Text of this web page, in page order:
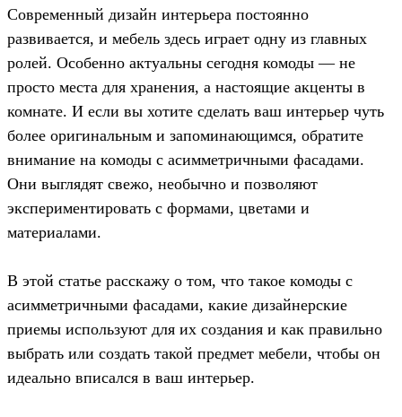
Современный дизайн интерьера постоянно
развивается, и мебель здесь играет одну из главных
ролей. Особенно актуальны сегодня комоды — не
просто места для хранения, а настоящие акценты в
комнате. И если вы хотите сделать ваш интерьер чуть
более оригинальным и запоминающимся, обратите
внимание на комоды с асимметричными фасадами.
Они выглядят свежо, необычно и позволяют
экспериментировать с формами, цветами и
материалами.
В этой статье расскажу о том, что такое комоды с
асимметричными фасадами, какие дизайнерские
приемы используют для их создания и как правильно
выбрать или создать такой предмет мебели, чтобы он
идеально вписался в ваш интерьер.